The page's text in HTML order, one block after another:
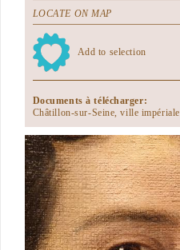
LOCATE ON MAP
Add to selection
Documents à télécharger:
Châtillon-sur-Seine, ville impériale